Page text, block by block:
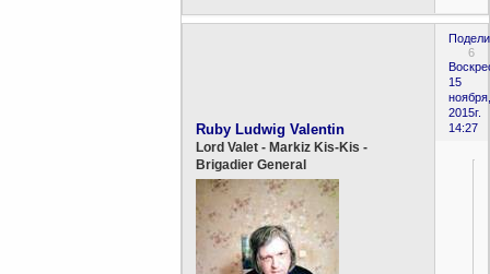
6
15
ноября,
2015г.
14:27
Ruby Ludwig Valentin
Lord Valet - Markiz Kis-Kis -
Brigadier General